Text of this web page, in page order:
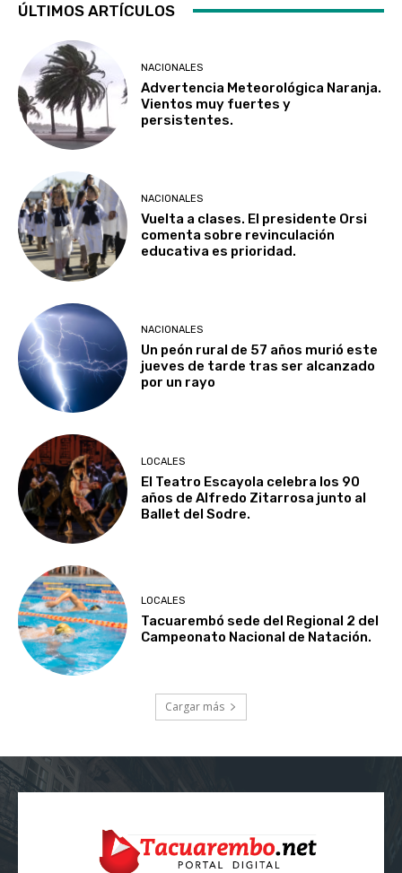
ÚLTIMOS ARTÍCULOS
NACIONALES
Advertencia Meteorológica Naranja.
Vientos muy fuertes y
persistentes.
NACIONALES
Vuelta a clases. El presidente Orsi
comenta sobre revinculación
educativa es prioridad.
NACIONALES
Un peón rural de 57 años murió este
jueves de tarde tras ser alcanzado
por un rayo
LOCALES
El Teatro Escayola celebra los 90
años de Alfredo Zitarrosa junto al
Ballet del Sodre.
LOCALES
Tacuarembó sede del Regional 2 del
Campeonato Nacional de Natación.
Cargar más